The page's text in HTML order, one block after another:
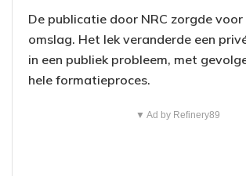
De publicatie door NRC zorgde
omslag. Het lek veranderde een
in een publiek probleem, met
hele formatieproces.
▼ Ad by Refinery89